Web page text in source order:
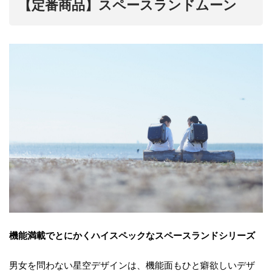
【定番商品】スペースランドムーン
機能満載でとにかくハイスペックなスペースランドシリーズ
男女を問わない星空デザインは、機能面もひと癖欲しいデザ